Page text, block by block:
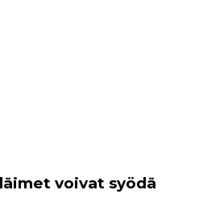
voivat syödä